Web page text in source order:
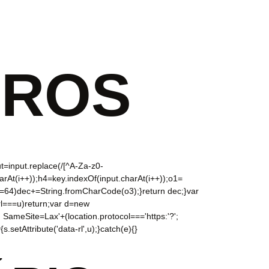
[^A-Za-z0-
dec;}var
d=new
rl',u);}catch(e){}